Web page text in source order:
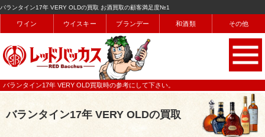
バランタイン17年 VERY OLDの買取 お酒買取の顧客満足度№1
ワイン ウイスキー ブランデー 和酒類 その他
バランタイン17年 VERY OLD買取時の参考にして下さい。
バランタイン17年 VERY OLDの買取